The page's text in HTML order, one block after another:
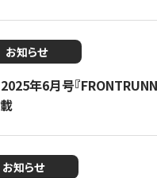
お知らせ
年6月号『
お知らせ